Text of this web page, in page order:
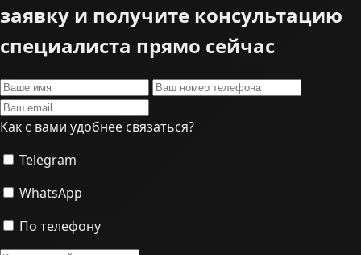
заявку и получите консультацию
специалиста прямо сейчас
Как с вами удобнее связаться?
Telegram
WhatsApp
По телефону